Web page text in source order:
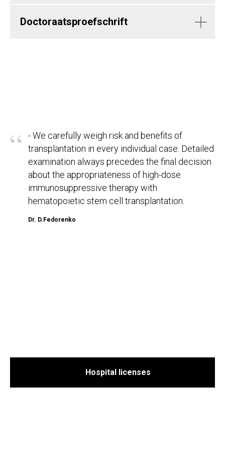
Doctoraatsproefschrift
“
- We carefully weigh risk and benefits of
transplantation in every individual case. Detailed
examination always precedes the final decision
about the appropriateness of high-dose
immunosuppressive therapy with
hematopoietic stem cell transplantation.
Dr. D.Fedorenko
Hospital licenses